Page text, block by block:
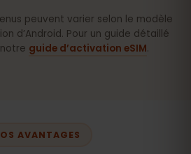
peuvent varier selon le modèle
d’Android. Pour un guide détaillé
guide d’activation eSIM.
AVANTAGES